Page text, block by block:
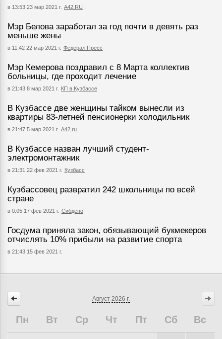
в 13:53 23 мар 2021 г. А42.RU
Мэр Белова заработал за год почти в девять раз
меньше жены
в 11:42 22 мар 2021 г. Федерал Пресс
Мэр Кемерова поздравил с 8 Марта коллектив
больницы, где проходит лечение
в 21:43 8 мар 2021 г. КП в Кузбассе
В Кузбассе две женщины тайком вынесли из
квартиры 83-летней пенсионерки холодильник
в 21:47 5 мар 2021 г. А42.ru
В Кузбассе назван лучший студент-
электромонтажник
в 21:31 22 фев 2021 г. Кузбасс
Кузбассовец развратил 242 школьницы по всей
стране
в 0:05 17 фев 2021 г. Сибдепо
Госдума приняла закон, обязывающий букмекеров
отчислять 10% прибыли на развитие спорта
в 21:43 15 фев 2021 г.
Август 2026 г.
Пн Вт Ср Чт Пт Сб Вс